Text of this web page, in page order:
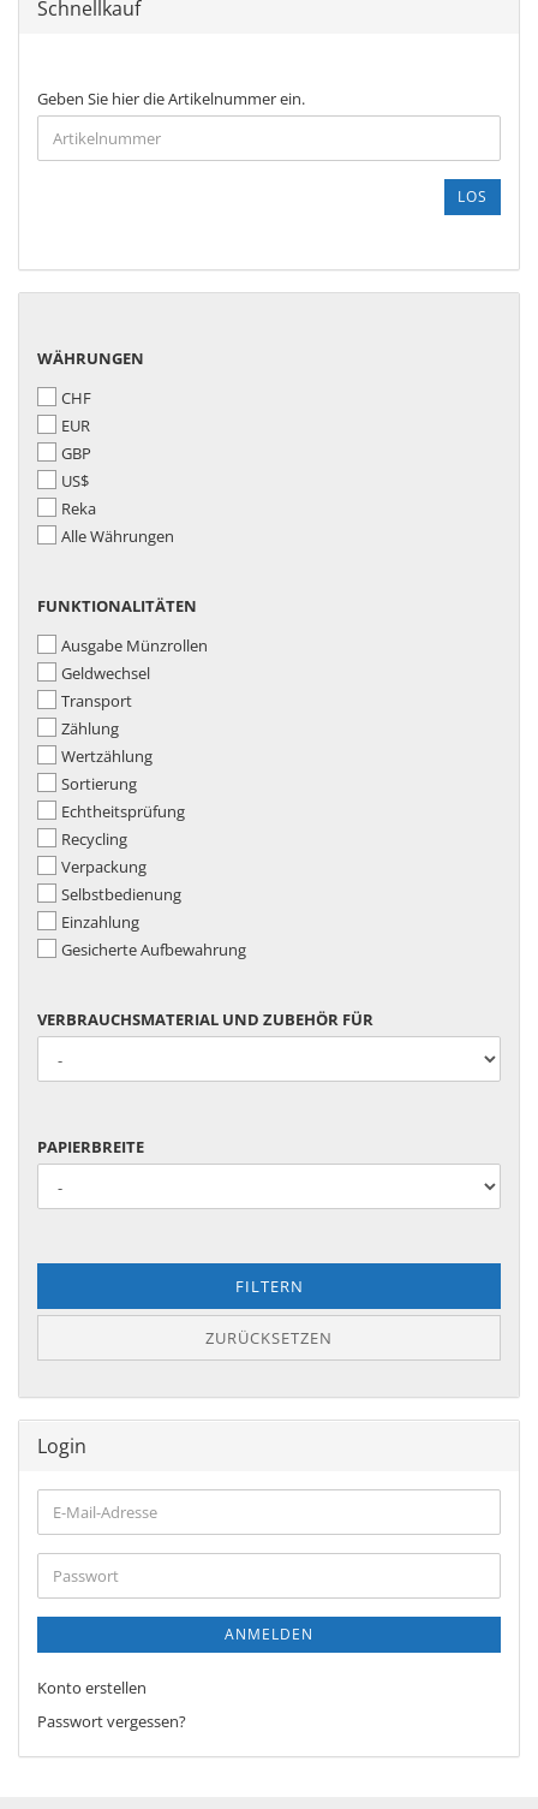
Schnellkauf
GEBEN
SIE
HIER
DIE
Geben Sie hier die Artikelnummer ein.
LOS
WÄHRUNGEN
WÄHRUNGEN
CHF
EUR
GBP
US$
Reka
Alle Währungen
FUNKTIONALITÄTEN
FUNKTIONALITÄTEN
Ausgabe Münzrollen
Geldwechsel
Transport
Zählung
Wertzählung
Sortierung
Echtheitsprüfung
Recycling
Verpackung
Selbstbedienung
Einzahlung
Gesicherte Aufbewahrung
VERBRAUCHSMATERIAL
UND
ZUBEHÖR
FÜR
VERBRAUCHSMATERIAL UND ZUBEHÖR FÜR
PAPIERBREITE
PAPIERBREITE
FILTERN
ZURÜCKSETZEN
Login
E-
Mail-
Adresse
Passwort
ANMELDEN
Konto erstellen
Passwort vergessen?